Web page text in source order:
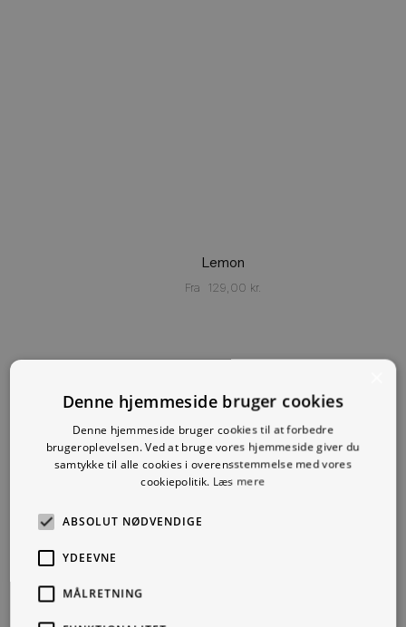
Lemon
Fra 129,00 kr.
Denne hjemmeside bruger cookies
Denne hjemmeside bruger cookies til at forbedre
brugeroplevelsen. Ved at bruge vores hjemmeside giver du
samtykke til alle cookies i overensstemmelse med vores
cookiepolitik. Læs mere
ABSOLUT NØDVENDIGE
YDEEVNE
MÅLRETNING